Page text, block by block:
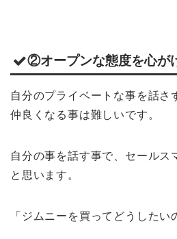
②オープンな態度を心が
自分のプライベートな事を話さ
仲良くなる事は難しいです。
自分の事を話す事で、セールス
と思います。
「ジムニーを買ってどうしたい